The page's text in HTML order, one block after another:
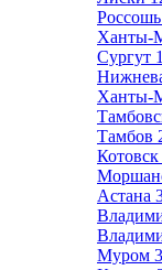
Россошь
Ханты-
Сургут
Ханты-
Тамбов
Котовск
Астана
Муром